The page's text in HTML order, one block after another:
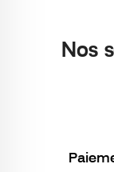
Nos